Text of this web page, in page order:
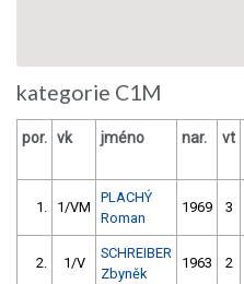
kategorie C1M
por. vk jméno nar. vt
1. 1/VM
PLACHÝ
Roman
1969 3
2. 1/V
SCHREIBER
Zbyněk
1963 2